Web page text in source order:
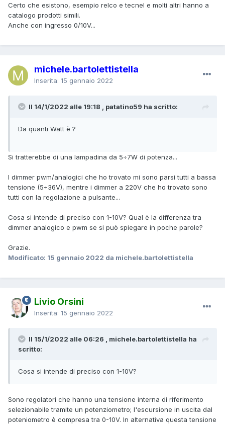
Certo che esistono, esempio relco e tecnel e molti altri hanno a
catalogo prodotti simili.
Anche con ingresso 0/10V...
michele.bartolettistella
Inserita: 15 gennaio 2022
Il 14/1/2022 alle 19:18 , patatino59 ha scritto:
Da quanti Watt è ?
Si tratterebbe di una lampadina da 5÷7W di potenza...
I dimmer pwm/analogici che ho trovato mi sono parsi tutti a bassa
tensione (5÷36V), mentre i dimmer a 220V che ho trovato sono
tutti con la regolazione a pulsante...
Cosa si intende di preciso con 1-10V? Qual è la differenza tra
dimmer analogico e pwm se si può spiegare in poche parole?
Grazie.
Modificato: 15 gennaio 2022 da michele.bartolettistella
Livio Orsini
Inserita: 15 gennaio 2022
Il 15/1/2022 alle 06:26 , michele.bartolettistella ha
scritto:
Cosa si intende di preciso con 1-10V?
Sono regolatori che hanno una tensione interna di riferimento
selezionabile tramite un potenziometro; l'escursione in uscita dal
poteniometro è compresa tra 0-10V. In alternativa questa tensione